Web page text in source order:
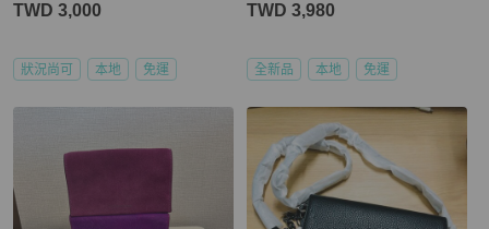
TWD 3,000
狀況尚可 本地 免運
TWD 3,980
全新品 本地 免運